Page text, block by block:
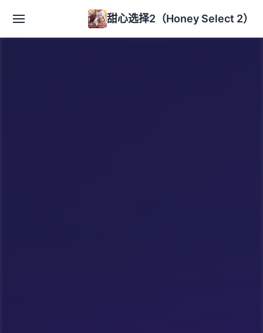
甜心选择2（Honey Select 2）